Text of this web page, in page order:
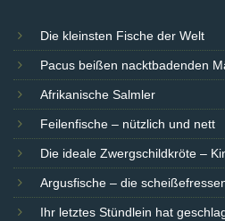
Die kleinsten Fische der Welt
Pacus beißen nacktbadenden
Afrikanische Salmler
Feilenfische – nützlich und nett
Die ideale Zwergschildkröte –
Argusfische – die
Ihr letztes Stündlein hat